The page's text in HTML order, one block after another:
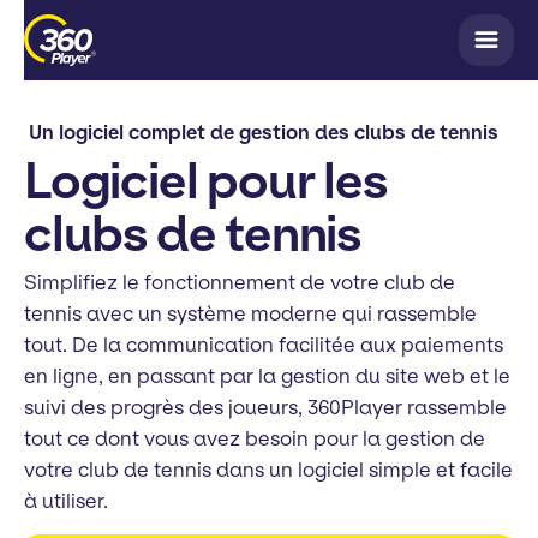
Un logiciel complet de gestion des clubs de tennis
Logiciel pour les
clubs de tennis
Simplifiez le fonctionnement de votre club de
tennis avec un système moderne qui rassemble
tout. De la communication facilitée aux paiements
en ligne, en passant par la gestion du site web et le
suivi des progrès des joueurs, 360Player rassemble
tout ce dont vous avez besoin pour la gestion de
votre club de tennis dans un logiciel simple et facile
à utiliser.